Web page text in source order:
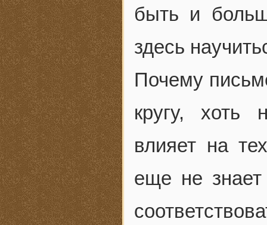
быть и
здесь
Почему
кругу, хоть
влияет на
еще не знает